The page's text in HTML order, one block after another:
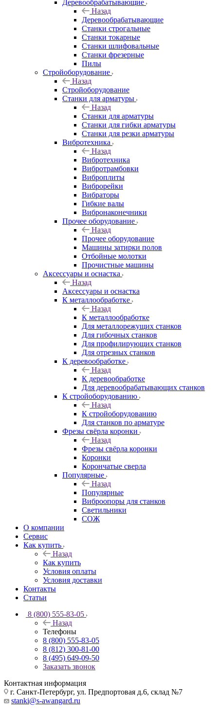
Деревообрабатывающие
Назад
Деревообрабатывающие
Станки строгальные
Станки токарные
Станки шлифовальные
Станки фрезерные
Пилы
Стройоборудование
Назад
Стройоборудование
Станки для арматуры
Назад
Станки для арматуры
Станки для гибки арматуры
Станки для резки арматуры
Вибротехника
Назад
Вибротехника
Вибротрамбовки
Виброплиты
Виброрейки
Вибраторы
Гибкие валы
Вибронаконечники
Прочее оборудование
Назад
Прочее оборудование
Машины затирки полов
Отбойные молотки
Прочистные машины
Аксeccyapы и оснастка
Назад
Аксeccyapы и оснастка
К металлообработке
Назад
К металлообработке
Для металлорежущих станков
Для гибочных станков
Для профилирующих станков
Для отрезных станков
К деревообработке
Назад
К деревообработке
Для деревообрабатывающих станков
К стройоборудованию
Назад
К стройоборудованию
Для станков по арматуре
Фрезы свёрла коронки
Назад
Фрезы свёрла коронки
Коронки
Корончатые сверла
Популярные
Назад
Популярные
Виброопоры для станков
Светильники
СОЖ
О компании
Сервис
Как купить
Назад
Как купить
Условия оплаты
Условия доставки
Контакты
Статьи
8 (800) 555-83-05
Назад
Телефоны
8 (800) 555-83-05
8 (812) 300-81-00
8 (495) 649-09-50
Заказать звонок
Контактная информация
г. Санкт-Петербург, ул. Предпортовая д.6, склад №7
stanki@s-awangard.ru